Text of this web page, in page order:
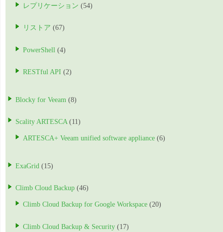
レプリケーション (54)
リストア (67)
PowerShell (4)
RESTful API (2)
Blocky for Veeam (8)
Scality ARTESCA (11)
ARTESCA+ Veeam unified software appliance (6)
ExaGrid (15)
Climb Cloud Backup (46)
Climb Cloud Backup for Google Workspace (20)
Climb Cloud Backup & Security (17)